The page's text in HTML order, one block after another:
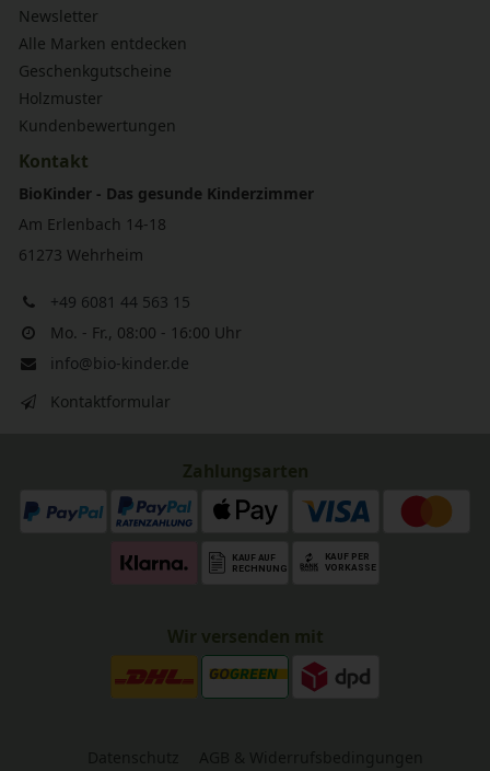
Newsletter
Alle Marken entdecken
Geschenkgutscheine
Holzmuster
Kundenbewertungen
Kontakt
BioKinder - Das gesunde Kinderzimmer
Am Erlenbach 14-18
61273 Wehrheim
+49 6081 44 563 15
Mo. - Fr., 08:00 - 16:00 Uhr
info@bio-kinder.de
Kontaktformular
Zahlungsarten
Wir versenden mit